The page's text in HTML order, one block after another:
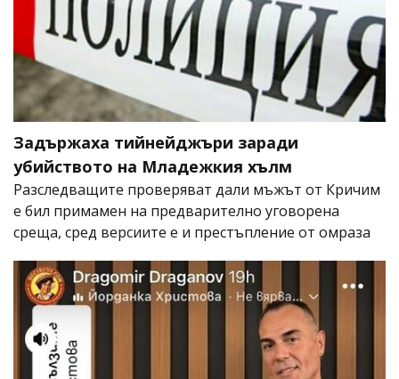
Задържаха тийнейджъри заради
убийството на Младежкия хълм
Разследващите проверяват дали мъжът от Кричим
е бил примамен на предварително уговорена
среща, сред версиите е и престъпление от омраза